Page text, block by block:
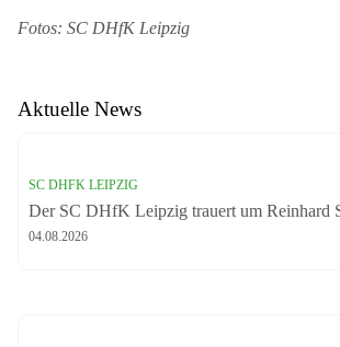
Fotos: SC DHfK Leipzig
Aktuelle News
SC DHFK LEIPZIG
Der SC DHfK Leipzig trauert um Reinhard
04.08.2026